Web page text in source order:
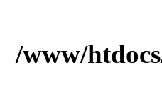
/www/